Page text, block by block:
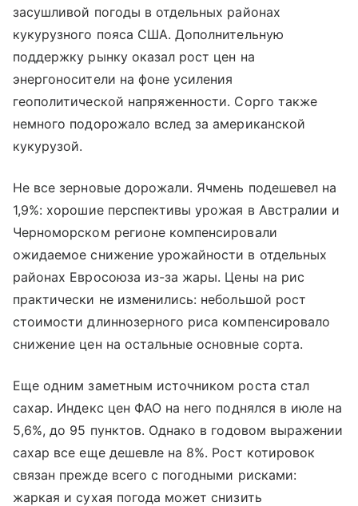
засушливой погоды в отдельных районах
кукурузного пояса США. Дополнительную
поддержку рынку оказал рост цен на
энергоносители на фоне усиления
геополитической напряженности. Сорго также
немного подорожало вслед за американской
кукурузой.
Не все зерновые дорожали. Ячмень подешевел на
1,9%: хорошие перспективы урожая в Австралии и
Черноморском регионе компенсировали
ожидаемое снижение урожайности в отдельных
районах Евросоюза из-за жары. Цены на рис
практически не изменились: небольшой рост
стоимости длиннозерного риса компенсировало
снижение цен на остальные основные сорта.
Еще одним заметным источником роста стал
сахар. Индекс цен ФАО на него поднялся в июле на
5,6%, до 95 пунктов. Однако в годовом выражении
сахар все еще дешевле на 8%. Рост котировок
связан прежде всего с погодными рисками:
жаркая и сухая погода может снизить